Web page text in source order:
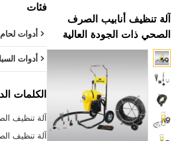
فئات
أدوات لحام
أدوات
الكلمات
آلة تنظيف
آلة تنظيف
آلة تنظيف أنابيب الصرف
الصحي ذات الجودة العالية